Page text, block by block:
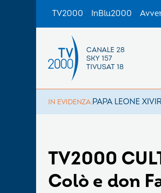
TV2000 InBlu2000
CANALE 28
SKY 157
TIVUSAT 18
IN EVIDENZA:PAPA LEONE XIV
TV2000
Colò e don